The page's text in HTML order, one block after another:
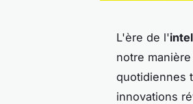
L'ère de l'
notre
quotidiennes
innovations